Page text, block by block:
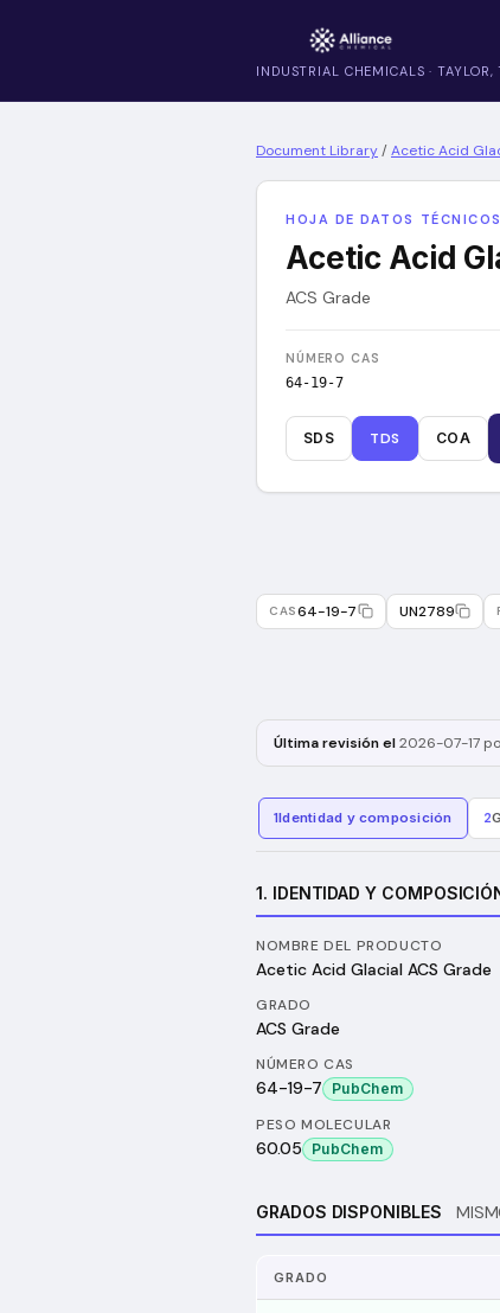
INDUSTRIAL CHEMICALS · TAYLOR,
Document Library/Acetic Acid
HOJA DE DATOS TÉCNICOS
Acetic Acid
ACS Grade
NÚMERO CAS
64-19-7
SDS TDS COA
CAS64-19-7 UN2789
Última revisión el2026-07-17
1Identidad y composición 2
1. IDENTIDAD Y
NOMBRE DEL PRODUCTO
Acetic Acid Glacial ACS Grade
GRADO
ACS Grade
NÚMERO CAS
64-19-7 PubChem
PESO MOLECULAR
60.05 PubChem
GRADOS DISPONIBLES
GRADO